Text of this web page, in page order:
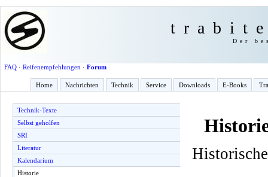
Der
FAQ· Reifenempfehlungen · Forum
Home Nachrichten Technik Service Downloads E-Books
Technik-Texte
Selbst geholfen
SRI
Literatur
Kalendarium
Historie